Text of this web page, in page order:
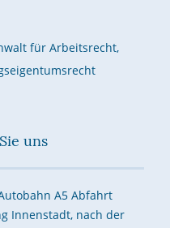
für Arbeitsrecht,
uns
A5 Abfahrt
Innenstadt, nach der